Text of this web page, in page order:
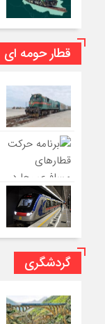
قطار حومه ای
گردشگری